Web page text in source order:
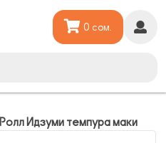
0 сом.
Ролл Идзуми темпура маки